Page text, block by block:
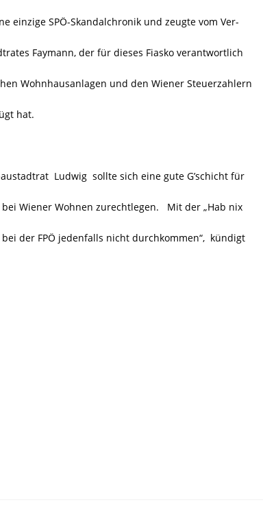
SPÖ-Skandalchronik und zeugte vom Ver-
Faymann, der für dieses Fiasko verantwortlich
Wohnhausanlagen und den Wiener Steuerzahlern
hat.
Ludwig sollte sich eine gute G’schicht für
Wiener Wohnen zurechtlegen. Mit der „Hab nix
der FPÖ jedenfalls nicht durchkommen“, kündigt